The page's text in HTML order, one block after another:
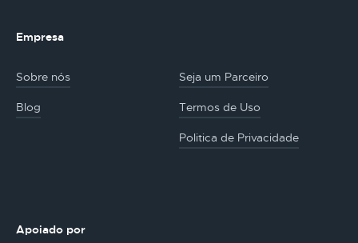
Empresa
Sobre nós Seja um Parceiro
Blog Termos de Uso
Politica de Privacidade
Apoiado por